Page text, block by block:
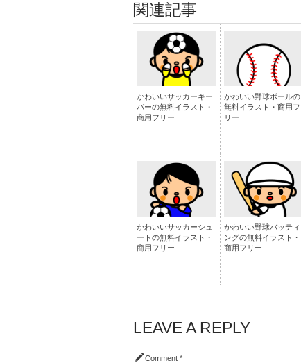
関連記事
かわいいサッカーキー
パーの無料イラスト・
商用フリー
かわいい野球ボールの
無料イラスト・商用フ
リー
かわいいサッカーシュ
ートの無料イラスト・
商用フリー
かわいい野球バッティ
ングの無料イラスト・
商用フリー
LEAVE A REPLY
Comment *